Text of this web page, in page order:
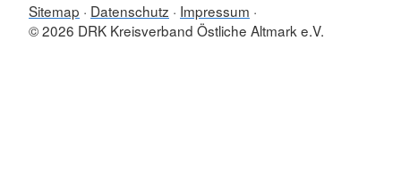
Sitemap Datenschutz
Impressum
© 2026 DRK Kreisverband Östliche Altmark e.V.